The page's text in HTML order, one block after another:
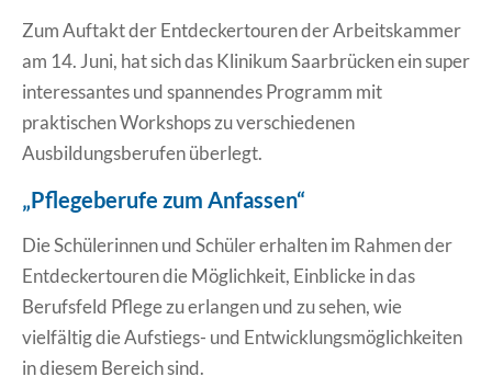
Zum Auftakt der Entdeckertouren der Arbeitskammer
am 14. Juni, hat sich das Klinikum Saarbrücken ein super
interessantes und spannendes Programm mit
praktischen Workshops zu verschiedenen
Ausbildungsberufen überlegt.
„Pflegeberufe zum Anfassen“
Die Schülerinnen und Schüler erhalten im Rahmen der
Entdeckertouren die Möglichkeit, Einblicke in das
Berufsfeld Pflege zu erlangen und zu sehen, wie
vielfältig die Aufstiegs- und Entwicklungsmöglichkeiten
in diesem Bereich sind.